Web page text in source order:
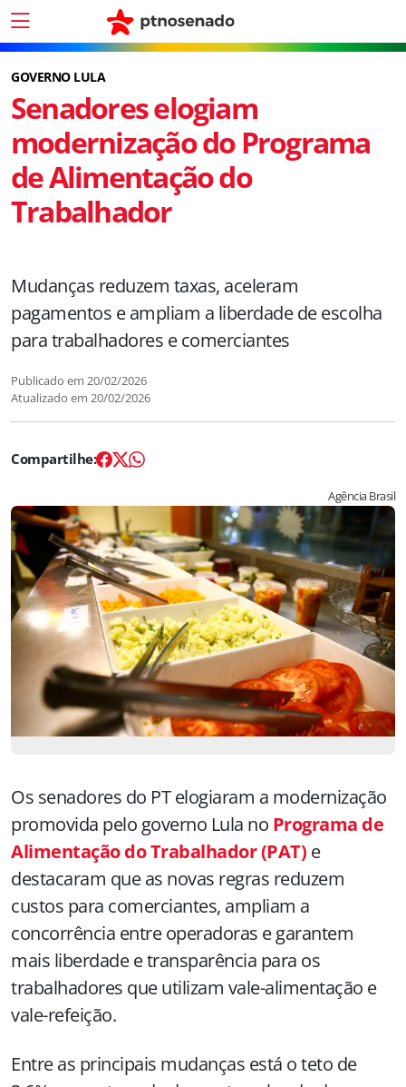
GOVERNO LULA
Senadores elogiam
modernização do Programa
de Alimentação do
Trabalhador
Mudanças reduzem taxas, aceleram
pagamentos e ampliam a liberdade de escolha
para trabalhadores e comerciantes
Publicado em 20/02/2026
Atualizado em 20/02/2026
Agência Brasil
Os senadores do PT elogiaram a modernização
promovida pelo governo Lula no Programa de
Alimentação do Trabalhador (PAT) e
destacaram que as novas regras reduzem
custos para comerciantes, ampliam a
concorrência entre operadoras e garantem
mais liberdade e transparência para os
trabalhadores que utilizam vale-alimentação e
vale-refeição.
Entre as principais mudanças está o teto de